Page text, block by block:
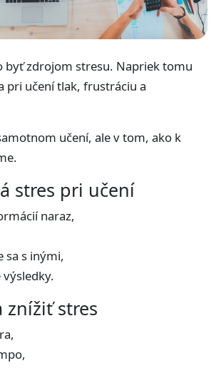
byť zdrojom stresu. Napriek tomu
pri učení tlak, frustráciu a
učení, ale v tom, ako k
stres pri učení
naraz,
sa s inými,
znížiť stres